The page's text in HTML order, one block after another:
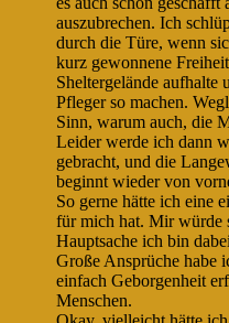
auszubrechen. Ich
durch die Türe, wenn
kurz gewonnene
Sheltergelände aufhalte
Pfleger so machen.
Sinn, warum auch, die
Leider werde ich dann
gebracht, und die
beginnt wieder von
So gerne hätte ich eine
für mich hat. Mir würde
Hauptsache ich bin
Große Ansprüche habe
einfach Geborgenheit
Menschen.